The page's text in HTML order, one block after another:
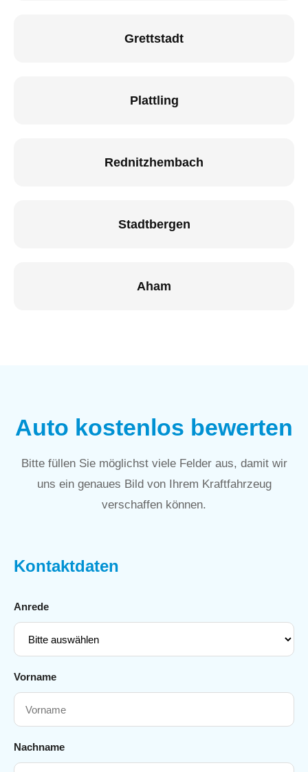
Grettstadt
Plattling
Rednitzhembach
Stadtbergen
Aham
Auto kostenlos bewerten
Bitte füllen Sie möglichst viele Felder aus, damit wir
uns ein genaues Bild von Ihrem Kraftfahrzeug
verschaffen können.
Kontaktdaten
Anrede
Vorname
Nachname